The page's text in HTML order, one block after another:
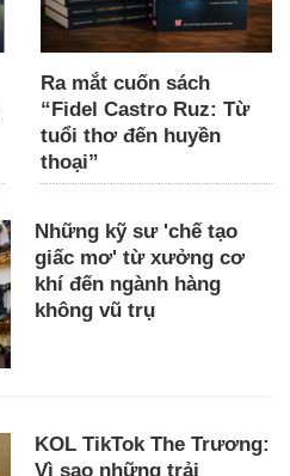
Ra mắt cuốn sách
“Fidel Castro Ruz: Từ
tuổi thơ đến huyền
thoại”
Những kỹ sư 'chế tạo
giấc mơ' từ xưởng cơ
khí đến ngành hàng
không vũ trụ
KOL TikTok The Trương:
Vì sao những trải